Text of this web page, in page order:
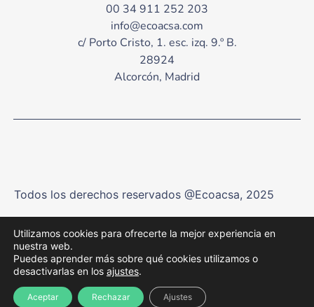
00 34 911 252 203
info@ecoacsa.com
c/ Porto Cristo, 1. esc. izq. 9.º B.
28924
Alcorcón, Madrid
Todos los derechos reservados @Ecoacsa, 2025
Aviso Legal y Política de Privacidad
Política de Cookies
Utilizamos cookies para ofrecerte la mejor experiencia en
nuestra web.
Puedes aprender más sobre qué cookies utilizamos o
desactivarlas en los ajustes.
Aceptar Rechazar Ajustes